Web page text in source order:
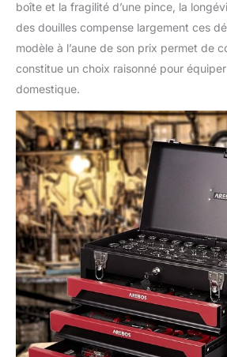
boîte et la fragilité d’une pince, la
des douilles compense largement ces
modèle à l’aune de son prix permet de
constitue un choix raisonné pour
domestique.